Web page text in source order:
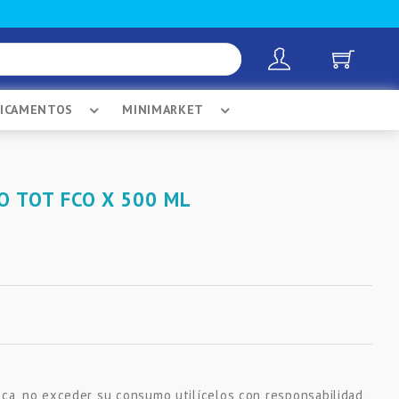
MINIMARKET
TOT FCO X 500 ML
no exceder su consumo utilícelos con responsabilidad,